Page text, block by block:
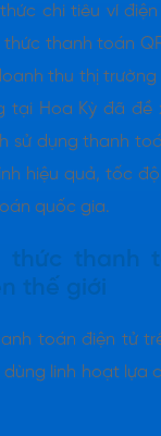
thức chi tiêu ví
thanh toán
thu thị trường
tại Hoa Kỳ đã
sử dụng thanh
hiệu quả, tốc
quốc gia.
thức thanh
thế giới
toán điện tử
linh hoạt lựa